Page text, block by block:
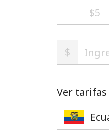
⁦$5⁩
$
Ver tarifas